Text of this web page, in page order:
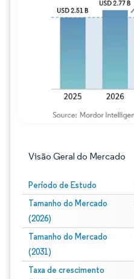
Visão Geral do Mercado
Período de Estudo
Tamanho do Mercado
(2026)
Tamanho do Mercado
(2031)
Taxa de crescimento